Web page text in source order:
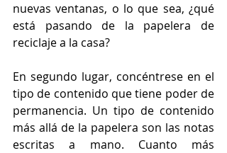
nuevas ventanas, o lo que sea, ¿qué
está pasando de la papelera de
reciclaje a la casa?
En segundo lugar, concéntrese en el
tipo de contenido que tiene poder de
permanencia. Un tipo de contenido
más allá de la papelera son las notas
escritas a mano. Cuanto más